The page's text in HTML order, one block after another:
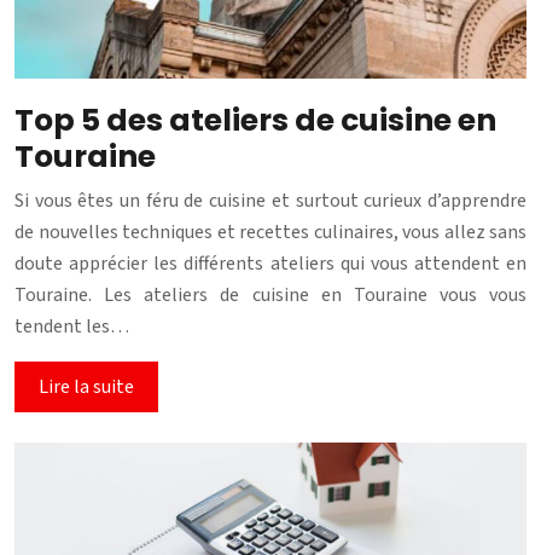
Top 5 des ateliers de cuisine en
Touraine
Si vous êtes un féru de cuisine et surtout curieux d’apprendre
de nouvelles techniques et recettes culinaires, vous allez sans
doute apprécier les différents ateliers qui vous attendent en
Touraine. Les ateliers de cuisine en Touraine vous vous
tendent les…
Lire la suite